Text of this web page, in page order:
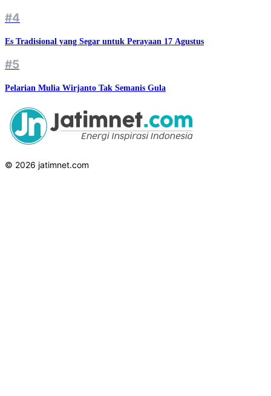
#4
Es Tradisional yang Segar untuk Perayaan 17 Agustus
#5
Pelarian Mulia Wirjanto Tak Semanis Gula
© 2026 jatimnet.com